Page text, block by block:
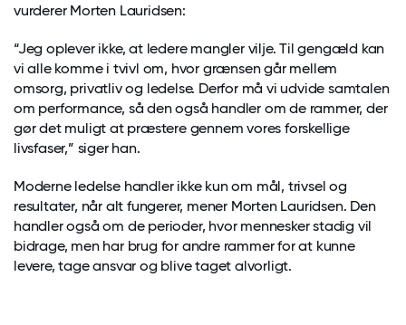
vurderer Morten Lauridsen:
“Jeg oplever ikke, at ledere mangler vilje. Til gengæld kan
vi alle komme i tvivl om, hvor grænsen går mellem
omsorg, privatliv og ledelse. Derfor må vi udvide samtalen
om performance, så den også handler om de rammer, der
gør det muligt at præstere gennem vores forskellige
livsfaser,” siger han.
Moderne ledelse handler ikke kun om mål, trivsel og
resultater, når alt fungerer, mener Morten Lauridsen. Den
handler også om de perioder, hvor mennesker stadig vil
bidrage, men har brug for andre rammer for at kunne
levere, tage ansvar og blive taget alvorligt.